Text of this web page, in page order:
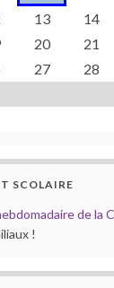
13 14
20 21
27 28
SCOLAIRE
de la
!